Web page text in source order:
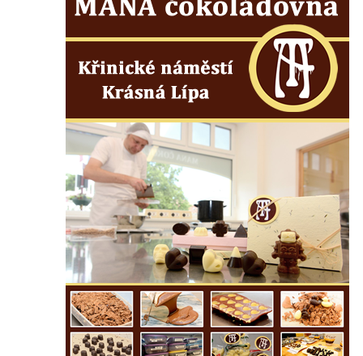
Socha svaté Anny na nádvoří kláštera
dominikánů v Českých Budějovicích
Socha svatého Dominika na nádvoří
kláštera dominikánů v Českých
Sousoší Kalvárie před klášterem
dominikánů u Piaristického náměstí v
Českých Budějovicích
Socha svatého Václava u pramene v
Semilech
Pamětní deska Tomáše Garrigue Masaryka
na radnici v Českých Budějovicích
Pamětní deska na biskupské rezidenci v
Českých Budějovicích
Pamětní deska Josefa Hloucha na